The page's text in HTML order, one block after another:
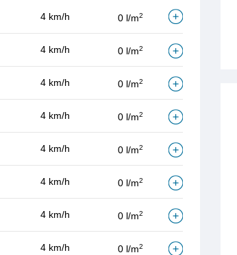
4 km/h 0 l/m2
4 km/h 0 l/m2
4 km/h 0 l/m2
4 km/h 0 l/m2
4 km/h 0 l/m2
4 km/h 0 l/m2
4 km/h 0 l/m2
4 km/h 0 l/m2